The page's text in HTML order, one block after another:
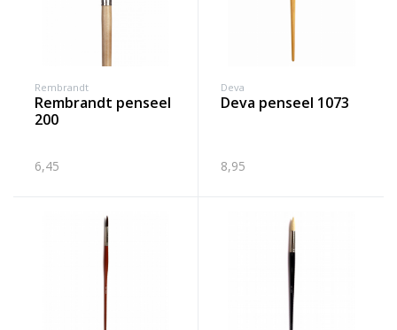
Rembrandt
rembrandt penseel
200
6,45
Deva
deva penseel 1073
8,95